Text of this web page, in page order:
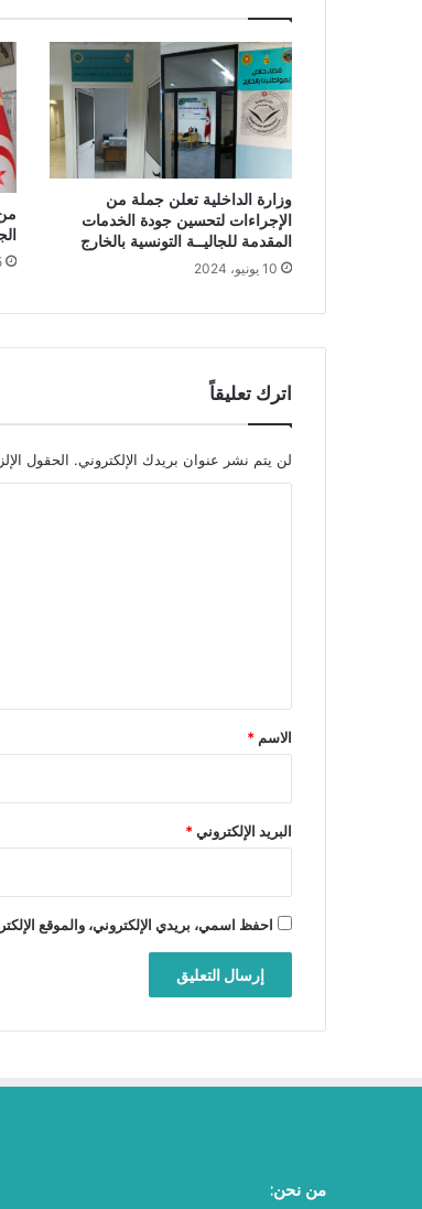
وزارة الداخلية تعلن جملة من
الإجراءات لتحسين جودة الخدمات
المقدمة للجاليــة التونسية بالخارج
10 يونيو، 2024
اترك تعليقاً
لن يتم نشر عنوان بريدك الإلكتروني. الحقول
*
الاسم *
البريد الإلكتروني*
احفظ اسمي، بريدي الإلكتروني، والموقع
من نحن: